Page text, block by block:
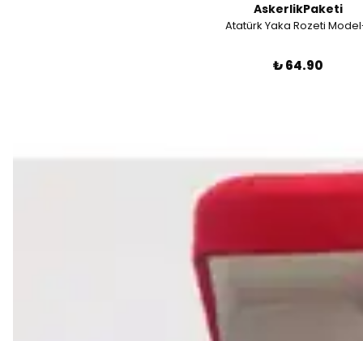
AskerlikPaketi
Atatürk Yaka Rozeti
₺ 64.90